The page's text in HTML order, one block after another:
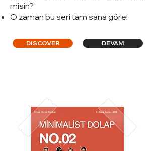
misin?
O zaman bu seri tam sana göre!
DISCOVER DEVAM